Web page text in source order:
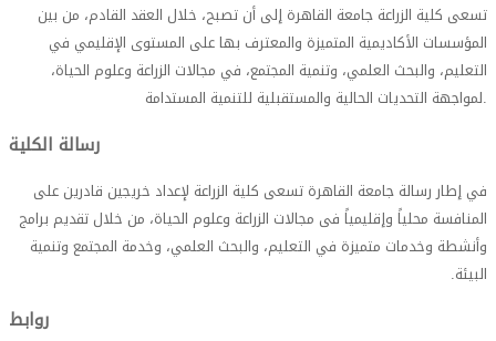
تسعى كلية الزراعة جامعة القاهرة إلى أن تصبح، خلال العقد القادم، من بين
المؤسسات الأكاديمية المتميزة والمعترف بها على المستوى الإقليمي في
التعليم، والبحث العلمي، وتنمية المجتمع، في مجالات الزراعة وعلوم الحياة،
لمواجهة التحديات الحالية والمستقبلية للتنمية المستدامة.
في إطار رسالة جامعة القاهرة تسعى كلية الزراعة لإعداد خريجين قادرين على
المنافسة محلياً وإقليمياً فى مجالات الزراعة وعلوم الحياة، من خلال تقديم برامج
وأنشطة وخدمات متميزة في التعليم، والبحث العلمي، وخدمة المجتمع وتنمية
البيئة.
روابط